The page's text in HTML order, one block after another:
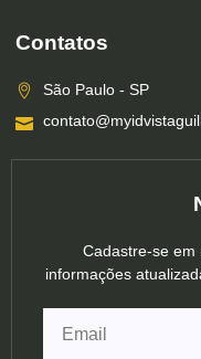
Contatos
São Paulo - SP
Cadastre-se em
informações